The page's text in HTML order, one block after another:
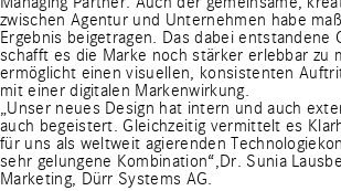
zwischen Agentur und Unternehmen habe
Ergebnis beigetragen. Das dabei entstandene
schafft es die Marke noch stärker erlebbar zu
ermöglicht einen visuellen, konsistenten
mit einer digitalen Markenwirkung.
„Unser neues Design hat intern und auch
auch begeistert. Gleichzeitig vermittelt es
für uns als weltweit agierenden
sehr gelungene Kombination“,Dr. Sunia
Marketing, Dürr Systems AG.